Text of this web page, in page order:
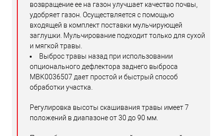
возвращение ее на газон улучшает качество почвы,
удобряет газон. Осуществляется c помощью
входящей в комплект поставки мульчирующей
заглушки. Мульчирование подходит только для сухой
и мягкой травы.
Выброс травы назад при использовании
опционального дефлектора заднего выброса
MBK0036507 дает простой и быстрый способ
обработки участка.
Регулировка высоты скашивания травы имеет 7
положений в диапазоне от 30 до 90 мм.